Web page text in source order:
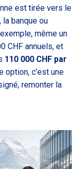
est tirée vers le
banque ou
même un
CHF annuels, et
110 000 CHF par
option, c’est une
remonter la